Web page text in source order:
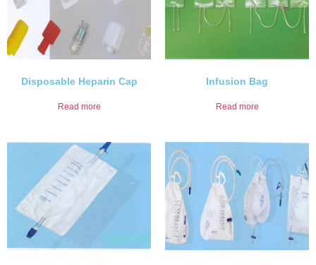
Disposable Heparin Cap
Read more
Infusion Bag
Read more